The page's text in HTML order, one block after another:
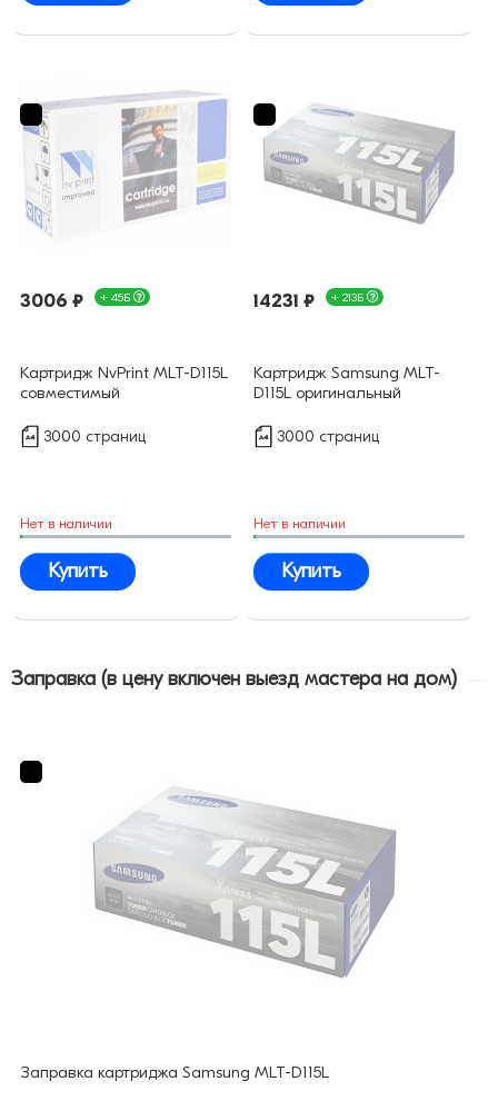
3006 ₽ + 45Б
Картридж NvPrint MLT-D115L
совместимый
3000 страниц
Нет в наличии
Купить
14231 ₽ + 213Б
Картридж Samsung MLT-
D115L оригинальный
3000 страниц
Нет в наличии
Купить
Заправка (в цену включен выезд мастера на дом)
Заправка картриджа Samsung MLT-D115L